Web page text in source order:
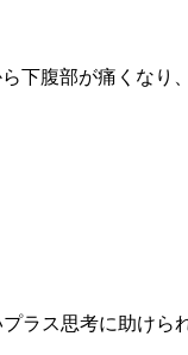
下腹部が痛くなり
ラス思考に助けら